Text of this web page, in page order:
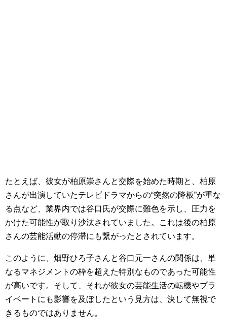
たとえば、彼女が柏原崇さんと交際を始めた時期と、柏原
さんが出演していたテレビドラマからの“突然の降板”が重な
る点など、業界内では谷口氏が交際に難色を示し、圧力を
かけた可能性が取り沙汰されていました。これは後の柏原
さんの芸能活動の停滞にも繋がったとされています。
このように、畑野ひろ子さんと谷口元一さんの関係は、単
なるマネジメントの枠を超えた特別なものであった可能性
が高いです。そして、それが彼女の芸能生活の転機やプラ
イベートにも影響を及ぼしたという見方は、決して無視で
きるものではありません。